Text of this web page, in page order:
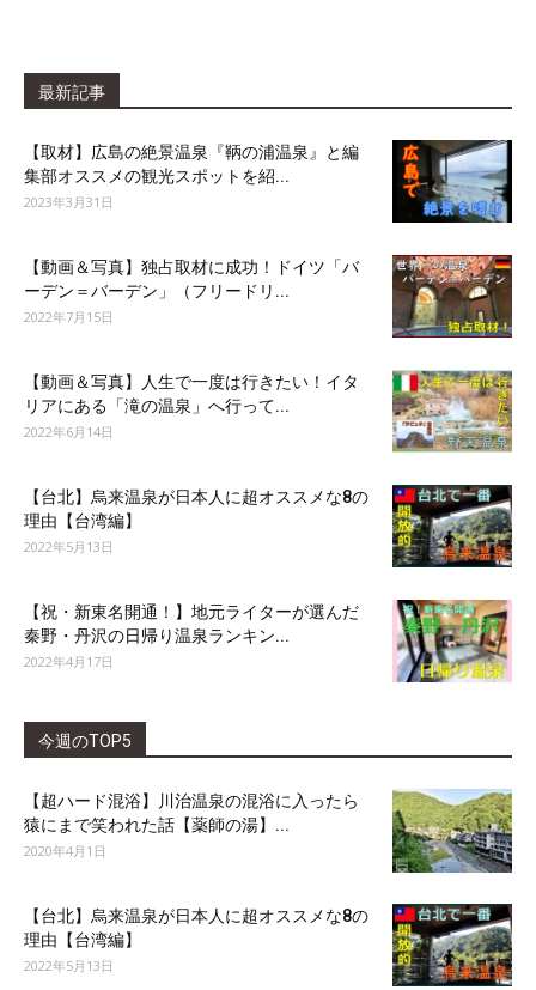
最新記事
【取材】広島の絶景温泉『鞆の浦温泉』と編
集部オススメの観光スポットを紹...
2023年3月31日
【動画＆写真】独占取材に成功！ドイツ「バ
ーデン＝バーデン」（フリードリ...
2022年7月15日
【動画＆写真】人生で一度は行きたい！イタ
リアにある「滝の温泉」へ行って...
2022年6月14日
【台北】烏来温泉が日本人に超オススメな8の
理由【台湾編】
2022年5月13日
【祝・新東名開通！】地元ライターが選んだ
秦野・丹沢の日帰り温泉ランキン...
2022年4月17日
今週のTOP5
【超ハード混浴】川治温泉の混浴に入ったら
猿にまで笑われた話【薬師の湯】...
2020年4月1日
【台北】烏来温泉が日本人に超オススメな8の
理由【台湾編】
2022年5月13日